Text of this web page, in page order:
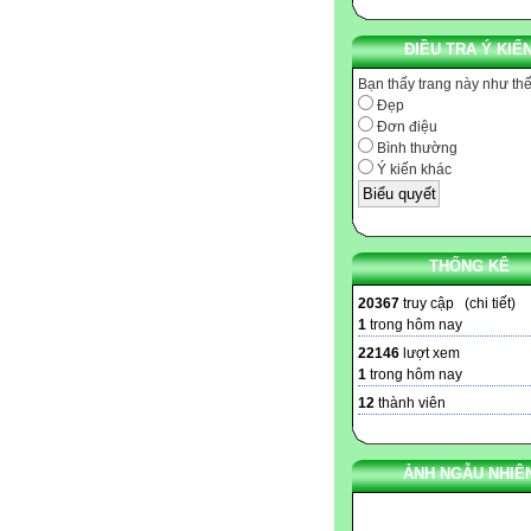
ĐIỀU TRA Ý
Bạn thấy trang này như
Đẹp
Đơn điệu
Bình thường
Ý kiến khác
THỐNG KÊ
20367 truy cập (chi tiết)
1 trong hôm nay
22146 lượt xem
1 trong hôm nay
12 thành viên
ẢNH NGẪU